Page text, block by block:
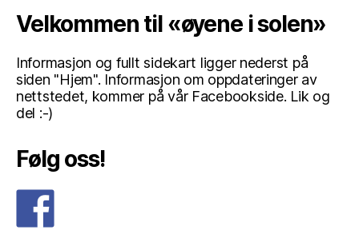
Velkommen til «øyene i solen»
Informasjon og fullt sidekart ligger nederst på
siden "Hjem". Informasjon om oppdateringer av
nettstedet, kommer på vår Facebookside. Lik og
del :-)
Følg oss!